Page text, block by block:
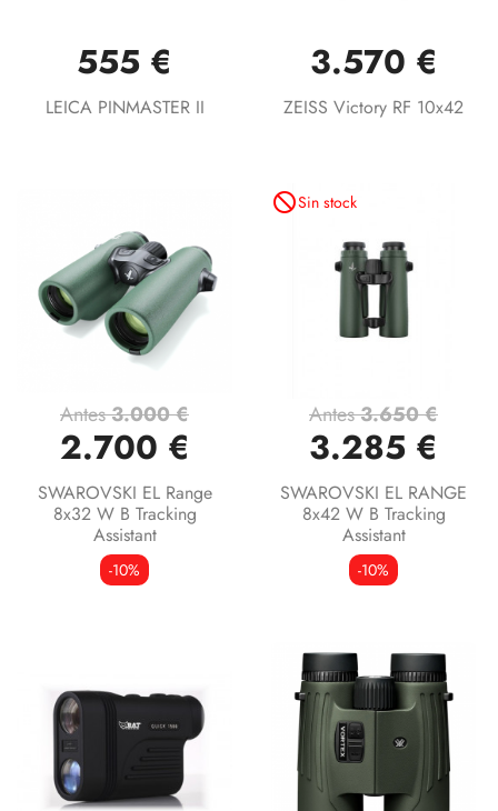
555 €
LEICA PINMASTER II
3.570 €
ZEISS Victory RF 10x42
Antes3.000 €
2.700 €
SWAROVSKI EL Range
8x32 W B Tracking
Assistant
-10%
not_interestedSin stock
Antes3.650 €
3.285 €
SWAROVSKI EL RANGE
8x42 W B Tracking
Assistant
-10%